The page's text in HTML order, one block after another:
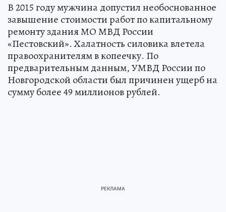
В 2015 году мужчина допустил необоснованное
завышение стоимости работ по капитальному
ремонту здания МО МВД России
«Пестовский». Халатность силовика влетела
правоохранителям в копеечку. По
предварительным данным, УМВД России по
Новгородской области был причинен ущерб на
сумму более 49 миллионов рублей.